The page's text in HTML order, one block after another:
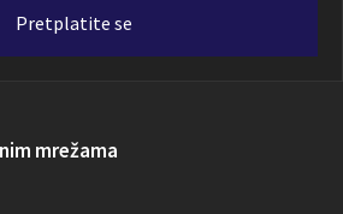
Pretplatite se
mrežama